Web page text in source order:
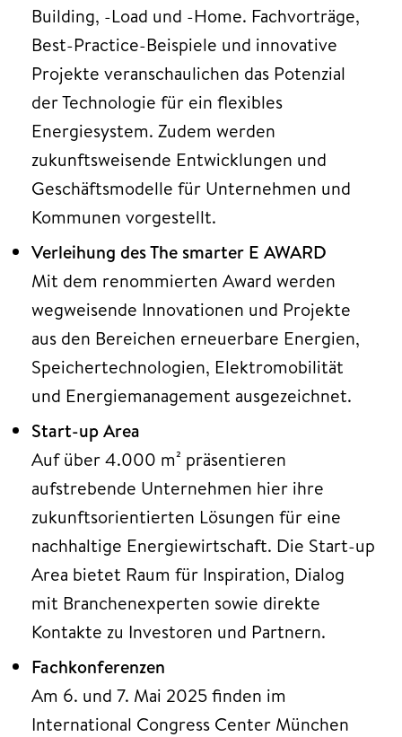
Building, -Load und -Home. Fachvorträge,
Best-Practice-Beispiele und innovative
Projekte veranschaulichen das Potenzial
der Technologie für ein flexibles
Energiesystem. Zudem werden
zukunftsweisende Entwicklungen und
Geschäftsmodelle für Unternehmen und
Kommunen vorgestellt.
Verleihung des The smarter E AWARD
Mit dem renommierten Award werden
wegweisende Innovationen und Projekte
aus den Bereichen erneuerbare Energien,
Speichertechnologien, Elektromobilität
und Energiemanagement ausgezeichnet.
Start-up Area
Auf über 4.000 m² präsentieren
aufstrebende Unternehmen hier ihre
zukunftsorientierten Lösungen für eine
nachhaltige Energiewirtschaft. Die Start-up
Area bietet Raum für Inspiration, Dialog
mit Branchenexperten sowie direkte
Kontakte zu Investoren und Partnern.
Fachkonferenzen
Am 6. und 7. Mai 2025 finden im
International Congress Center München